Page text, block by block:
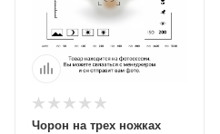
Чорон на трех ножках